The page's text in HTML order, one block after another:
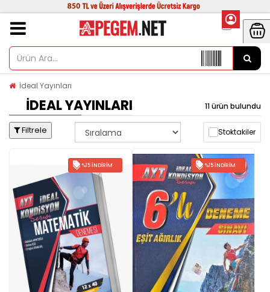
İdeal Yayınları
İDEAL YAYINLARI 11 ürün bulundu
Filtrele Stoktakiler
%15 İNDIRIM %15 İNDIRIM